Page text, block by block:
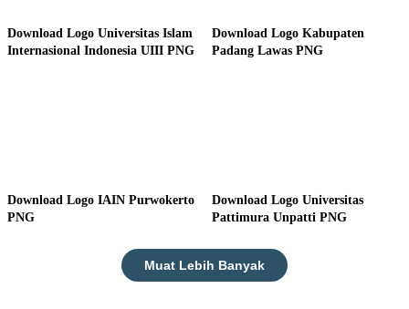
Download Logo Universitas Islam
Internasional Indonesia UIII PNG
Download Logo Kabupaten
Padang Lawas PNG
Download Logo IAIN Purwokerto
PNG
Download Logo Universitas
Pattimura Unpatti PNG
Muat Lebih Banyak